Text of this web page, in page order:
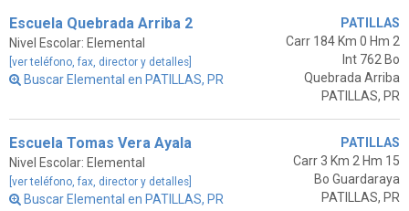
Escuela Quebrada Arriba 2
Nivel Escolar: Elemental
[ver teléfono, fax, director y detalles]
Buscar Elemental en PATILLAS, PR
PATILLAS
Carr 184 Km 0 Hm 2
Int 762 Bo
Quebrada Arriba
PATILLAS, PR
Escuela Tomas Vera Ayala
Nivel Escolar: Elemental
[ver teléfono, fax, director y detalles]
Buscar Elemental en PATILLAS, PR
PATILLAS
Carr 3 Km 2 Hm 15
Bo Guardaraya
PATILLAS, PR